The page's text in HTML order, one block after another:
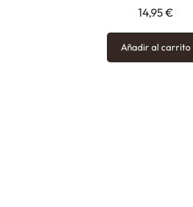
14,95€
Añadir al carrito